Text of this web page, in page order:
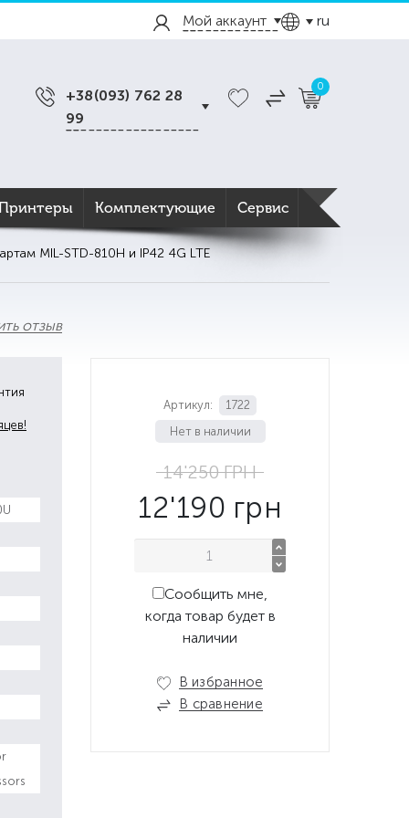
Мой аккаунт ru
+38(093) 762 28
99
0
Комплектующие Сервис
MIL-STD-810H и IP42 4G LTE
отзыв
Артикул:
1722
Нет в наличии
14'250 ГРН
12'190 грн
Сообщить мне,
когда товар будет в
наличии
В избранное
В сравнение